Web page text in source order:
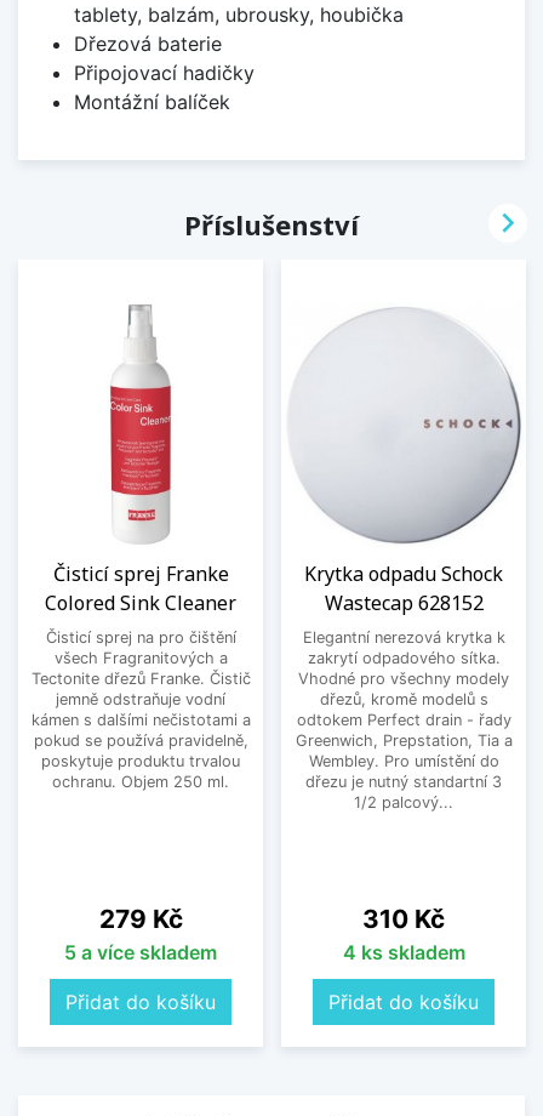
tablety, balzám, ubrousky, houbička
Dřezová baterie
Připojovací hadičky
Montážní balíček
Příslušenství
Čisticí sprej Franke
Colored Sink Cleaner
Čisticí sprej na pro čištění
všech Fragranitových a
Tectonite dřezů Franke. Čistič
jemně odstraňuje vodní
kámen s dalšími nečistotami a
pokud se používá pravidelně,
poskytuje produktu trvalou
ochranu. Objem 250 ml.
Cena
279 Kč
5 a více skladem
Přidat do košíku
Krytka odpadu Schock
Wastecap 628152
Elegantní nerezová krytka k
zakrytí odpadového sítka.
Vhodné pro všechny modely
dřezů, kromě modelů s
odtokem Perfect drain - řady
Greenwich, Prepstation, Tia a
Wembley. Pro umístění do
dřezu je nutný standartní 3
1/2 palcový...
Cena
310 Kč
4 ks skladem
Přidat do košíku
